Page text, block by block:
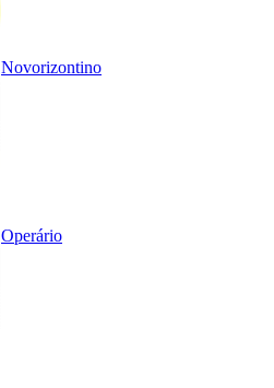
Novorizontino
Operário